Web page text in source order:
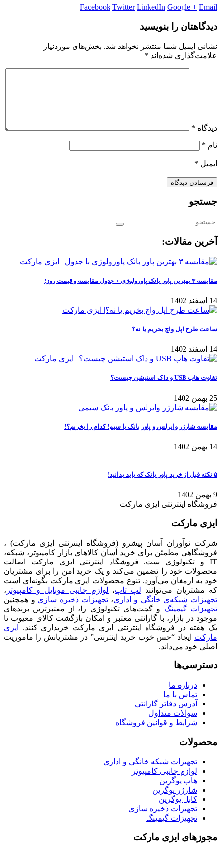
Facebook Twitter LinkedIn Google + Email
دیدگاهتان را بنویسید
نشانی ایمیل شما منتشر نخواهد شد. بخش‌های موردنیاز
علامت‌گذاری شده‌اند *
دیدگاه *
نام *
ایمیل *
جستجو
آخرین مقالات:
مقایسه ۳ بهترین پاور بانک پاورولوژی + جدول مقایسه و قیمت روز!
14 اسفند 1402
ساعت طرح اپل واچ بخریم یا نه؟
14 اسفند 1402
تفاوت هاب USB و داک استیشن چیست؟
25 بهمن 1402
مقایسه شارژر وایرلس و پاور بانک با سیم! کدام را بخریم؟!
14 بهمن 1402
۵ نکته قبل از خرید پاور بانک که باید بدانید!
9 بهمن 1402
فروشگاه اینترنتی ایزی مارکت
ایزی مارکت
شرکت نوآوران آسان پیشرو (فروشگاه اینترنتی ایزی مارکت) ،
فروشگاهی مطمئن برای خرید آسان کالاهای بازار کامپیوتر، شبکه،
IT و تکنولوژی ست. فروشگاه اینترنتی ایزی مارکت اصالت
محصولات خود را تضمین می‌کند و یک خرید امن را برای مشتریان
خود به ارمغان می‌آورد. تنوع محصولات ایزی مارکت بگونه‌ای است
که مشتریان می‌توانند لپ تاپ، لوازم جانبی موبایل و کامپیوتر ،
تجهیزات شبکه‌ی خانگی و اداری، تجهیزات ذخیره سازی و همچنین
تجهیزات گیمینگ و گجت‌های تکنولوژی را، از معتبرترین برندهای
موجود در بازار، با گارانتی معتبر و امکان بازگشت کالای معیوب تا
یک هفته در فروشگاه اینترنتی ایزی مارکت خریداری کنند.
ایزی
مارکت ایجاد “حس خوب خرید اینترنتی” در مشتریانش را ماموریت
اصلی خود می‌داند.
دسترسی‌ها
درباره ما
تماس با ما
آدرس دفاتر گارانتی
سوالات متداول
شرایط و قوانین فروشگاه
محصولات
تجهیزات شبکه خانگی و اداری
لوازم جانبی کامپیوتر
هاب یوگرین
شارژر یوگرین
کابل یوگرین
تجهیزات ذخیره سازی
تجهیزات گیمینگ
مجوزهای ایزی مارکت